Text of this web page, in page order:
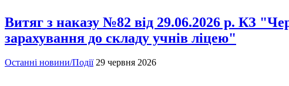
Витяг з наказу №82 від 29.06.2026 р. КЗ
зарахування до складу учнів ліцею"
Останні новини/Події 29 червня 2026